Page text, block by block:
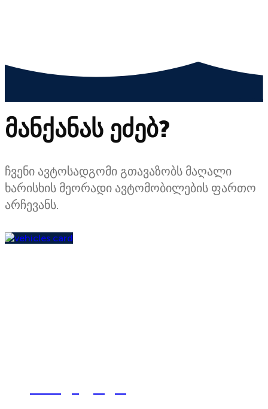
მანქანას ეძებ?
ჩვენი ავტოსადგომი გთავაზობს მაღალი
ხარისხის მეორადი ავტომობილების ფართო
არჩევანს.